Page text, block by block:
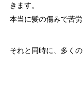
きます。
本当に髪の傷みで苦
それと同時に、多く